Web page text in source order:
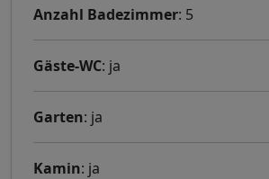
Anzahl Badezimmer: 5
Gäste-WC: ja
Garten: ja
Kamin: ja